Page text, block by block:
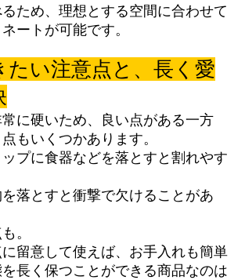
ため、理想とする空間に合わせて
ートが可能です。
たい注意点と、長く愛
に硬いため、良い点がある一方
もいくつかあります。
ップに食器などを落とすと割れやす
を落とすと衝撃で欠けることがあ
。
留意して使えば、お手入れも簡単
長く保つことができる商品なのは